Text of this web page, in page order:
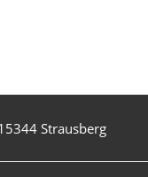
Strausberg